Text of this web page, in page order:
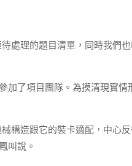
處理的題目清單，同時我們
加了項目團隊。為摸清現實
構造跟它的裝卡適配，中心
叫說。